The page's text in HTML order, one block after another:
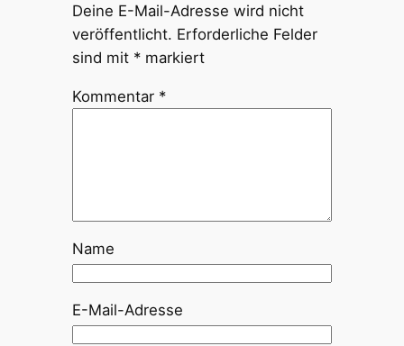
Deine E-Mail-Adresse wird nicht
veröffentlicht. Erforderliche Felder
sind mit *markiert
Kommentar *
Name
E-Mail-Adresse